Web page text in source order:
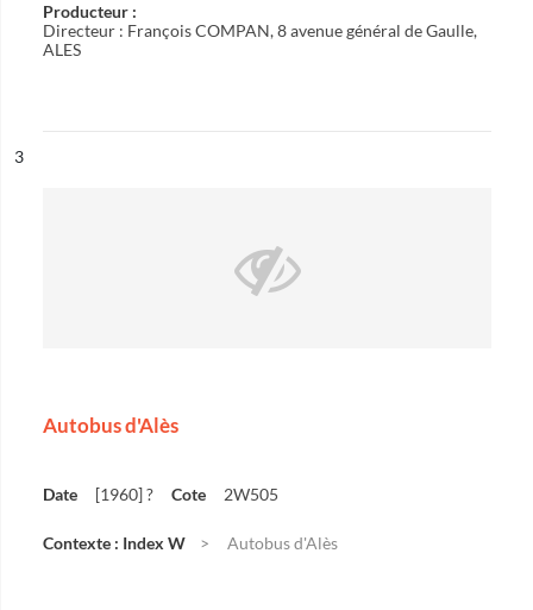
Producteur :
Directeur : François COMPAN, 8 avenue général de Gaulle,
ALES
n°
3
Autobus d'Alès
Date [1960] ? Cote 2W505
Contexte : Index W Autobus d'Alès